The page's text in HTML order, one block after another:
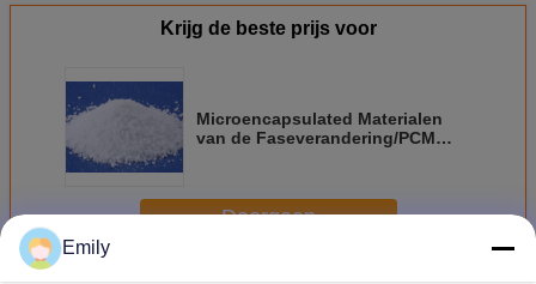
Krijg de beste prijs voor
Microencapsulated Materialen
van de Faseverandering/PCM
Doorgaan
Emily